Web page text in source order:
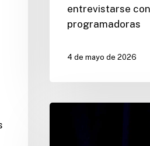
entrevistarse
programadoras
4 de mayo de 2026